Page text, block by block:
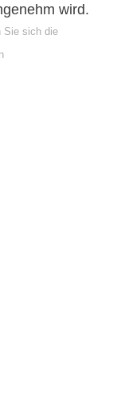
wird.
Sie sich die